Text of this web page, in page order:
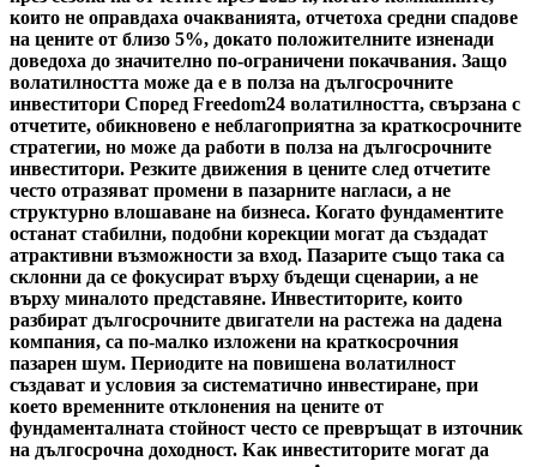
които не оправдаха очакванията, отчетоха средни спадове
на цените от близо 5%, докато положителните изненади
доведоха до значително по-ограничени покачвания. Защо
волатилността може да е в полза на дългосрочните
инвеститори Според Freedom24 волатилността, свързана с
отчетите, обикновено е неблагоприятна за краткосрочните
стратегии, но може да работи в полза на дългосрочните
инвеститори. Резките движения в цените след отчетите
често отразяват промени в пазарните нагласи, а не
структурно влошаване на бизнеса. Когато фундаментите
останат стабилни, подобни корекции могат да създадат
атрактивни възможности за вход. Пазарите също така са
склонни да се фокусират върху бъдещи сценарии, а не
върху миналото представяне. Инвеститорите, които
разбират дългосрочните двигатели на растежа на дадена
компания, са по-малко изложени на краткосрочния
пазарен шум. Периодите на повишена волатилност
създават и условия за систематично инвестиране, при
което временните отклонения на цените от
фундаменталната стойност често се превръщат в източник
на дългосрочна доходност. Как инвеститорите могат да